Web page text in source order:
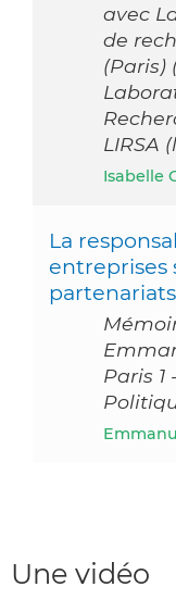
avec
de
(Paris)
LIRSA
Isabelle
La
entreprises
Paris 1
Une vidéo